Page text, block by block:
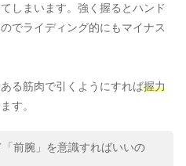
しまいます。強く握るとハンド
でライディング的にもマイナス
る筋肉で引くようにすれば握力
す。
「前腕」を意識すればいいの